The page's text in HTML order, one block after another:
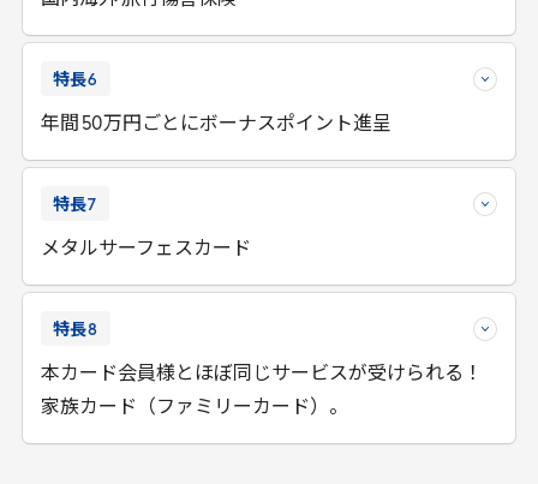
特長6
年間 50万円ごとにボーナスポイント進呈
特長7
メタルサーフェスカード
特長8
本カード会員様とほぼ同じサービスが受けられる！
家族カード（ファミリーカード）。